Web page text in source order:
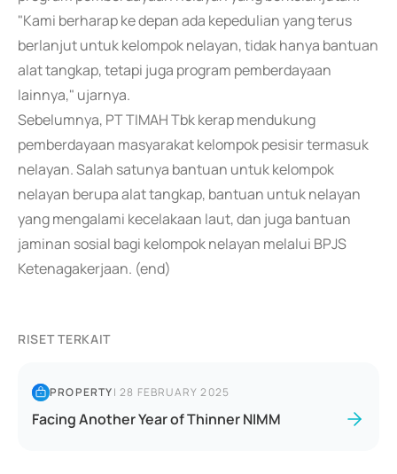
"Kami berharap ke depan ada kepedulian yang terus
berlanjut untuk kelompok nelayan, tidak hanya bantuan
alat tangkap, tetapi juga program pemberdayaan
lainnya," ujarnya.
Sebelumnya, PT TIMAH Tbk kerap mendukung
pemberdayaan masyarakat kelompok pesisir termasuk
nelayan. Salah satunya bantuan untuk kelompok
nelayan berupa alat tangkap, bantuan untuk nelayan
yang mengalami kecelakaan laut, dan juga bantuan
jaminan sosial bagi kelompok nelayan melalui BPJS
Ketenagakerjaan. (end)
RISET TERKAIT
PROPERTY|28 FEBRUARY 2025
Facing Another Year of Thinner NIMM